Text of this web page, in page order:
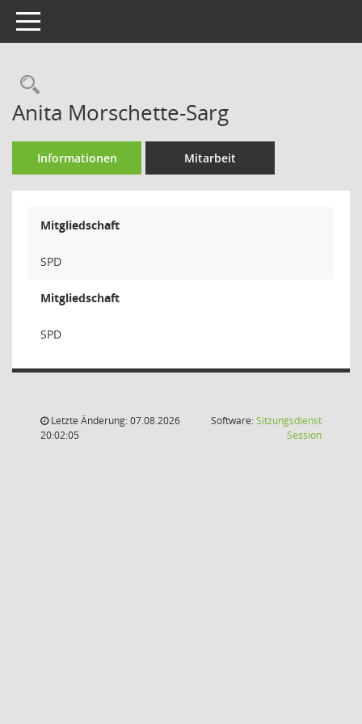
Toggle navigation
Rechercheauswahl
Anita Morschette-Sarg
Informationen Mitarbeit
Mitgliedschaft
SPD
Mitgliedschaft
SPD
Letzte Änderung: 07.08.2026
20:02:05
Software:Sitzungsdienst
Session(Wird in